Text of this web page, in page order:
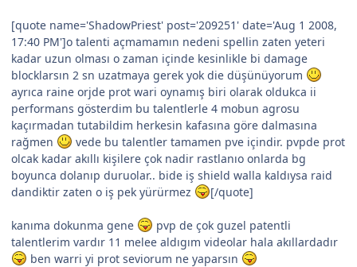
[quote name='ShadowPriest' post='209251' date='Aug 1 2008,
17:40 PM']o talenti açmamamın nedeni spellin zaten yeteri
kadar uzun olması o zaman içinde kesinlikle bi damage
blocklarsın 2 sn uzatmaya gerek yok die düşünüyorum
ayrıca raine orjde prot wari oynamış biri olarak oldukca ii
performans gösterdim bu talentlerle 4 mobun agrosu
kaçırmadan tutabildim herkesin kafasına göre dalmasına
rağmen
vede bu talentler tamamen pve içindir. pvpde prot
olcak kadar akıllı kişilere çok nadir rastlanıo onlarda bg
boyunca dolanıp duruolar.. bide iş shield walla kaldıysa raid
dandiktir zaten o iş pek yürürmez
[/quote]
kanıma dokunma gene
pvp de çok guzel patentli
talentlerim vardır 11 melee aldıgım videolar hala akıllardadır
ben warri yi prot seviorum ne yaparsın